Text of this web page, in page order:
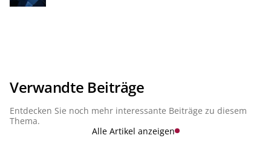
Konsultation gestellt. Hier bleiben Sie auf dem Laufenden
über die Neuerungen rund um MaRisk.
Verwandte Beiträge
Entdecken Sie noch mehr interessante Beiträge zu diesem
Thema.
Alle Artikel anzeigen